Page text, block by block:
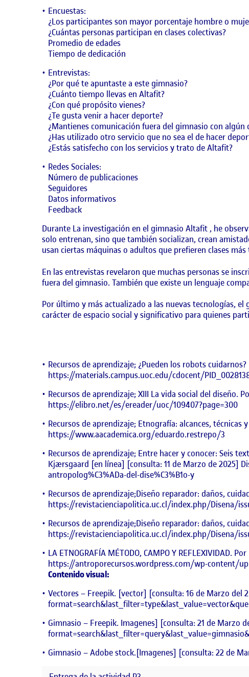
Encuestas:
¿Los participantes son mayor porcentaje hombre o
¿Cuántas personas participan en clases colectivas?
Promedio de edades
Tiempo de dedicación
Entrevistas:
¿Por qué te apuntaste a este gimnasio?
¿Cuánto tiempo llevas en Altafit?
¿Con qué propósito vienes?
¿Te gusta venir a hacer deporte?
¿Mantienes comunicación fuera del gimnasio con
¿Has utilizado otro servicio que no sea el de hacer
¿Estás satisfecho con los servicios y trato de Altafit?
Redes Sociales:
Número de publicaciones
Seguidores
Datos informativos
Feedback
Durante La investigación en el gimnasio Altafit , he
solo entrenan, sino que también socializan, crean
usan ciertas máquinas o adultos que prefieren clases
En las entrevistas revelaron que muchas personas se
fuera del gimnasio. También que existe un lenguaje
Por último y más actualizado a las nuevas tecnologías,
carácter de espacio social y significativo para quienes
Recursos de aprendizaje; ¿Pueden los robots
https://materials.campus.uoc.edu/cdocent/
Recursos de aprendizaje; XIII La vida social del
https://elibro.net/es/ereader/uoc/109407?page=300
Recursos de aprendizaje; Etnografía: alcances,
https://www.aacademica.org/eduardo.restrepo/3
Recursos de aprendizaje; Entre hacer y conocer: Seis
Kjærsgaard [en línea] [consulta: 11 de Marzo de 2025]
antropolog%C3%ADa-del-dise%C3%B1o-y
Recursos de aprendizaje;Diseño reparador: daños,
https://revistacienciapolitica.uc.cl/index.php/Disena/
Recursos de aprendizaje;Diseño reparador: daños,
https://revistacienciapolitica.uc.cl/index.php/Disena/
LA ETNOGRAFÍA MÉTODO, CAMPO Y REFLEXIVIDAD.
https://antroporecursos.wordpress.com/wp-content/
Contenido visual:
Vectores – Freepik. [vector] [consulta: 16 de Marzo
Gimnasio – Freepik. Imagenes] [consulta: 21 de
Gimnasio – Adobe stock.[Imagenes] [consulta: 22 de